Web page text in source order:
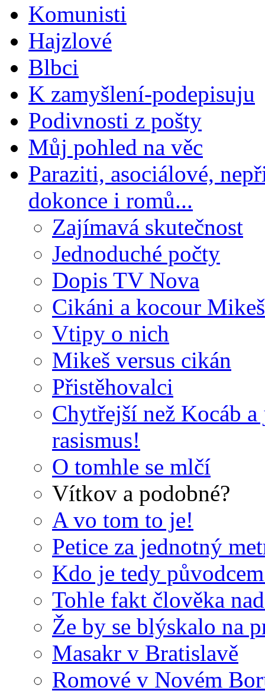
Komunisti
Hajzlové
Blbci
K zamyšlení-podepisuju
Podivnosti z pošty
Můj pohled na věc
Paraziti, asociálové,
dokonce i romů...
Zajímavá skutečnost
Jednoduché počty
Dopis TV Nova
Cikáni a kocour Mikeš
Vtipy o nich
Mikeš versus cikán
Přistěhovalci
Chytřejší než Kocáb
rasismus!
O tomhle se mlčí
Vítkov a podobné?
A vo tom to je!
Petice za jednotný
Kdo je tedy
Tohle fakt člověka
Že by se blýskalo na
Masakr v Bratislavě
Romové v Novém